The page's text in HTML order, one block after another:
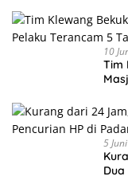
10
Tim
5
Dua